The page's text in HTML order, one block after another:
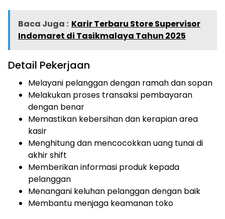
Baca Juga : Karir Terbaru Store Supervisor
Indomaret di Tasikmalaya Tahun 2025
Detail Pekerjaan
Melayani pelanggan dengan ramah dan sopan
Melakukan proses transaksi pembayaran
dengan benar
Memastikan kebersihan dan kerapian area
kasir
Menghitung dan mencocokkan uang tunai di
akhir shift
Memberikan informasi produk kepada
pelanggan
Menangani keluhan pelanggan dengan baik
Membantu menjaga keamanan toko